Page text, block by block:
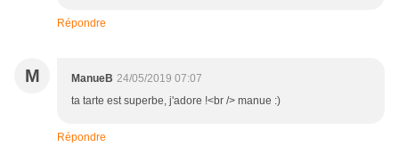
Répondre
M ManueB 24/05/2019 07:07
ta tarte est superbe, j'adore !<br /> manue :)
Répondre